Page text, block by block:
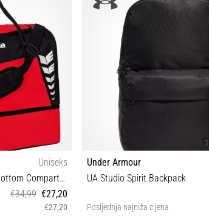
Uniseks
SIX WINGS Sports Bag with Bottom Compartment
€34,99 €27,20
€27,20
Under Armour
UA Studio Spirit Backpack
Posljednja najniža cijena